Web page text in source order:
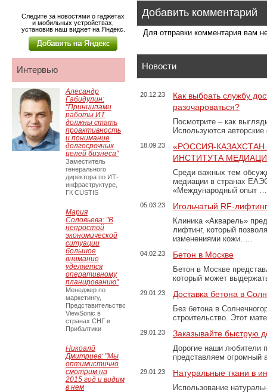
Добавить комментарий
Для отправки комментария вам
Новости
20.12.23
Как выбрать службу
разочароваться?
Посмотрите – как
Используются
18.09.23
«РОССИЯ-
ИНСТИТУТА
Среди важных тем
медиации в странах
«Международный опыт …
05.03.23 Игольчатый RF-
Клиника «Акварель»
лифтинг, который
изменениями кожи. …
04.02.23 Бетон в Москве
Бетон в Москве
который может
29.01.23 Доставка бетона в
Без бетона в
строительство. Этот
29.01.23 Заказывайте быструю
Дорогие наши любители
представляем огромный
29.01.23 Натуральные ткани в
Использование
Следите за новостями о гаджетах
и мобильных устройствах,
установив наш виджет на Яндекс.
Интервью
Алесандр
Габидулин:
"Принципами
работы ИТ
должны стать
проактивность
и понимание
долгосрочных
целей бизнеса"
Заместитель
генерального
директора по ИТ-
инфраструктуре,
ГК CUSTIS
Мария
Соловьева: "В
непростой
экономической
ситуации
большое
внимание
уделяется
оперативному
планированию"
Менеджер по
маркетингу,
Представительство
ViewSonic в
странах СНГ и
Прибалтики
Никоалй
Дмитриев: "Мы
оптимистично
смотрим на
2015 год и видим
в нем